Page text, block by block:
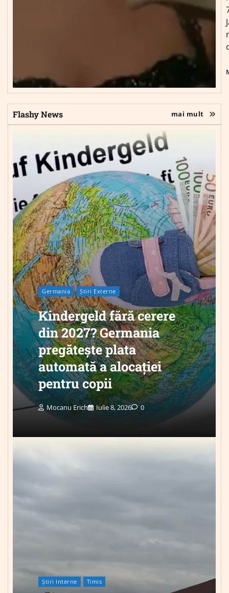
Flashy News mai mult
Germania Știri Externe
Kindergeld fără cerere
din 2027? Germania
pregătește plata
automată a alocației
pentru copii
Mocanu Erich Iulie 8, 2026 0
Știri Interne Timis